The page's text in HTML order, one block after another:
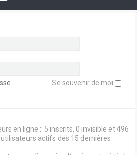
Se souvenir de moi
en ligne :: 5 inscrits, 0 invisible et 496
actifs des 15 dernières